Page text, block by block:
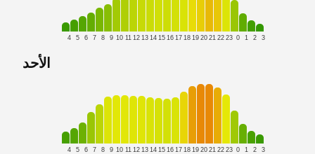
4 5 6 7 8 9 10 11 12 13 14 15 16 17 18 19 20 21 22 23 0 1 2 3
الأحد
4 5 6 7 8 9 10 11 12 13 14 15 16 17 18 19 20 21 22 23 0 1 2 3